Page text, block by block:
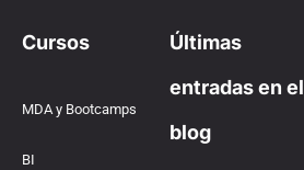
Cursos
MDA y Bootcamps
BI
Últimas
entradas en el
blog